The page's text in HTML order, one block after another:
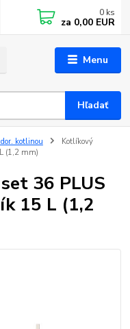
Menu
Hľadať
0 ks
za 0,00 EUR
kotlinou
Kotlíkový
(1,2 mm)
36 PLUS
15 L (1,2